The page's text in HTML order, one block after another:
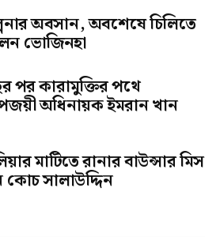
অবসান, অবশেষে চিলিতে
ভোজিনহা
পর কারামুক্তির পথে
অধিনায়ক ইমরান খান
মাটিতে রানার বাউন্সার মিস
সালাউদ্দিন